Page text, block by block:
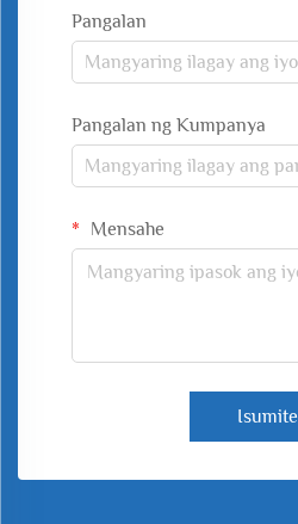
Pangalan
Pangalan ng Kumpanya
Mensahe
Isumite